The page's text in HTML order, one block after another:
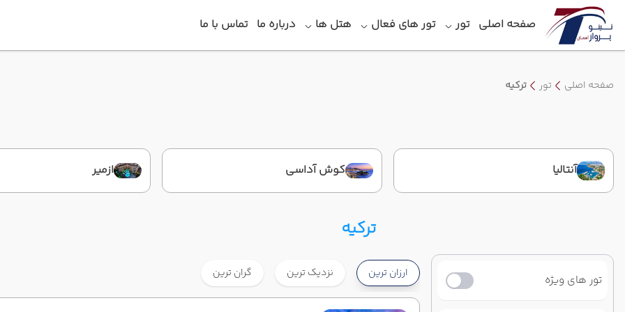
صفحه اصلی تور تور های فعال هتل‎ ها درباره ما تماس با ما
صفحه اصلی تور ترکیه
آنتالیا کوش آداسی ازمیر
ترکیه
تور های ویژه ارزان ترین نزدیک ترین گران ترین